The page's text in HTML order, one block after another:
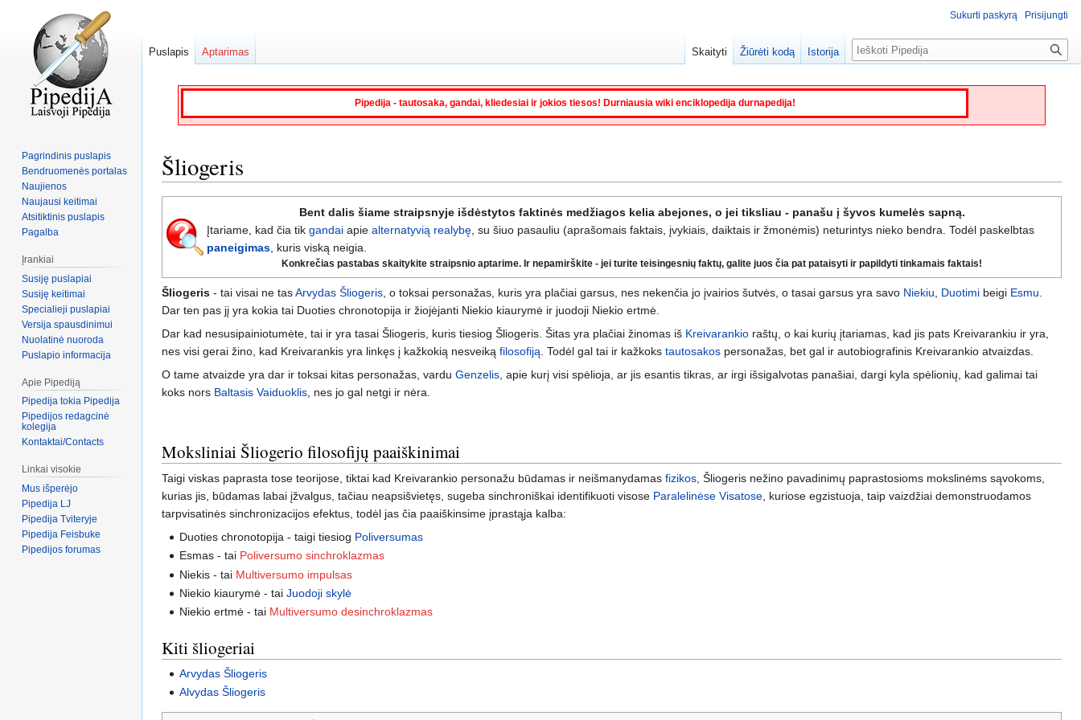
Pipedija - tautosaka, gandai, kliedesiai ir jokios tiesos! Durniausia wiki enciklopedija durnapedija!
Šliogeris
to
navigation
to
search
Bent dalis šiame straipsnyje išdėstytos faktinės medžiagos kelia abejones, o jei tiksliau - panašu į šyvos kumelės sapną.
Įtariame, kad čia tik gandai apie alternatyvią realybę , su šiuo pasauliu (aprašomais faktais, įvykiais, daiktais ir žmonėmis) neturintys nieko bendra. Todėl paskelbtas
paneigimas , kuris viską neigia.
Konkrečias pastabas skaitykite straipsnio aptarime. Ir nepamirškite - jei turite teisingesnių faktų, galite juos čia pat pataisyti ir papildyti tinkamais faktais!
Šliogeris - tai visai ne tasArvydas Šliogeris , o toksai personažas, kuris yra plačiai garsus, nes nekenčia jo įvairios šutvės, o tasai garsus yra savo Niekiu Duotimi beigi Esmu
Dar ten pas jį yra kokia tai Duoties chronotopija ir žiojėjanti Niekio kiaurymė ir juodoji Niekio ertmė.
Dar kad nesusipainiotumėte, tai ir yra tasai Šliogeris, kuris tiesiog Šliogeris. Šitas yra plačiai žinomas iš Kreivarankio raštų, o kai kurių įtariamas, kad jis pats Kreivarankiu ir yra,
nes visi gerai žino, kad Kreivarankis yra linkęs į kažkokią nesveiką filosofiją . Todėl gal tai ir kažkoks tautosakos personažas, bet gal ir autobiografinis Kreivarankio atvaizdas.
O tame atvaizde yra dar ir toksai kitas personažas, vardu Genzelis , apie kurį visi spėlioja, ar jis esantis tikras, ar irgi išsigalvotas panašiai, dargi kyla spėlionių, kad galimai tai
koks nors Baltasis Vaiduoklis , nes jo gal netgi ir nėra.
Moksliniai Šliogerio filosofijų paaiškinimai
Taigi viskas paprasta tose teorijose, tiktai kad Kreivarankio personažu būdamas ir neišmanydamas fizikos , Šliogeris nežino pavadinimų paprastosioms mokslinėms sąvokoms,
kurias jis, būdamas labai įžvalgus, tačiau neapsišvietęs, sugeba sinchroniškai identifikuoti visose Paralelinėse Visatose , kuriose egzistuoja, taip vaizdžiai demonstruodamos
tarpvisatinės sinchronizacijos efektus, todėl jas čia paaiškinsime įprastąja kalba:
Duoties chronotopija - taigi tiesiog Poliversumas
Esmas - tai Poliversumo sinchroklazmas
Niekis - tai Multiversumo impulsas
Niekio kiaurymė - taiJuodoji skylė
Niekio ertmė - tai Multiversumo desinchroklazmas
Kiti šliogeriai
Arvydas Šliogeris
Alvydas Šliogeris
Sukurti paskyrą Prisijungti
Puslapis Aptarimas Skaityti Žiūrėti kodą Istorija Paieška
Pagrindinis puslapis
Bendruomenės portalas
Naujienos
Naujausi keitimai
Atsitiktinis puslapis
Pagalba
Įrankiai
Susiję puslapiai
Susiję keitimai
Specialieji puslapiai
Versija spausdinimui
Nuolatinė nuoroda
Puslapio informacija
Apie Pipediją
Pipedija tokia Pipedija
Pipedijos redagcinė
kolegija
Kontaktai/Contacts
Linkai visokie
Mus išperėjo
Pipedija LJ
Pipedija Tviteryje
Pipedija Feisbuke
Pipedijos forumas